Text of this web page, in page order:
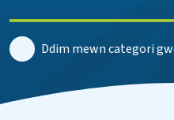
Ddim mewn categori